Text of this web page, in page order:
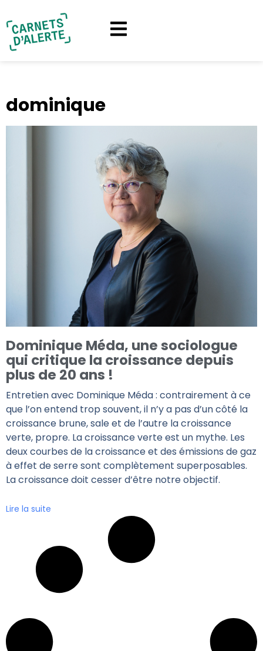
dominique
Dominique Méda, une sociologue
qui critique la croissance depuis
plus de 20 ans !
Entretien avec Dominique Méda : contrairement à ce
que l’on entend trop souvent, il n’y a pas d’un côté la
croissance brune, sale et de l’autre la croissance
verte, propre. La croissance verte est un mythe. Les
deux courbes de la croissance et des émissions de gaz
à effet de serre sont complètement superposables.
La croissance doit cesser d’être notre objectif.
Lire la suite